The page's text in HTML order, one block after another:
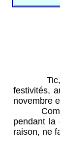
Tic, tac,
festivités,
novembre
pendant la
raison, ne